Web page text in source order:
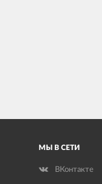
МЫ В СЕТИ
ВКонтакте